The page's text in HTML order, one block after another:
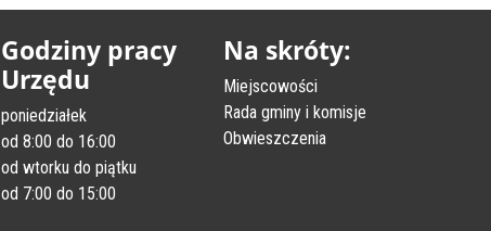
Godziny pracy
Urzędu
poniedziałek
od 8:00 do 16:00
od wtorku do piątku
od 7:00 do 15:00
Na skróty:
Miejscowości
Rada gminy i komisje
Obwieszczenia